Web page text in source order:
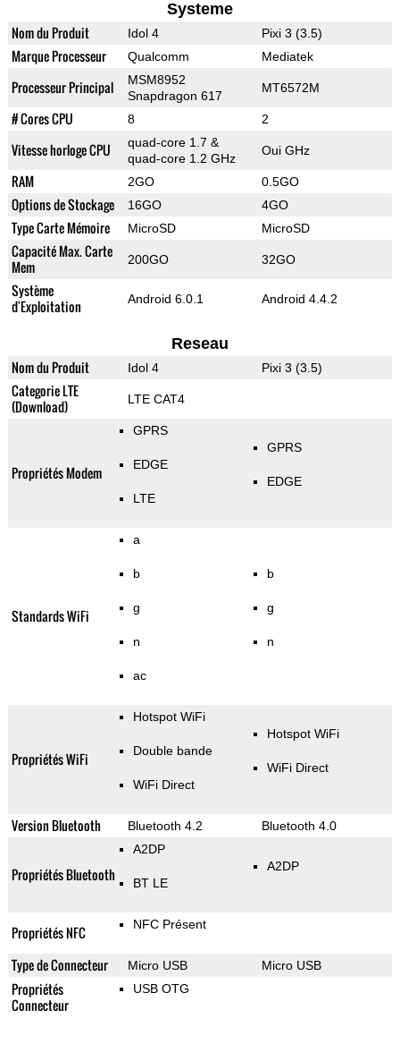
Systeme
Nom du Produit Idol 4 Pixi 3 (3.5)
Marque Processeur Qualcomm Mediatek
Processeur Principal
MSM8952
Snapdragon 617
MT6572M
# Cores CPU 8 2
Vitesse horloge CPU
quad-core 1.7 &
quad-core 1.2 GHz
Oui GHz
RAM 2GO 0.5GO
Options de Stockage 16GO 4GO
Type Carte Mémoire MicroSD MicroSD
Capacité Max. Carte
Mem
200GO 32GO
Système
d'Exploitation
Android 6.0.1 Android 4.4.2
Reseau
Nom du Produit Idol 4 Pixi 3 (3.5)
Categorie LTE
(Download)
LTE CAT4
Propriétés Modem
GPRS
EDGE
LTE
GPRS
EDGE
Standards WiFi
a
b
g
n
ac
b
g
n
Propriétés WiFi
Hotspot WiFi
Double bande
WiFi Direct
Hotspot WiFi
WiFi Direct
Version Bluetooth Bluetooth 4.2 Bluetooth 4.0
Propriétés Bluetooth
A2DP
BT LE
A2DP
Propriétés NFC NFC Présent
Type de Connecteur Micro USB Micro USB
Propriétés
Connecteur
USB OTG